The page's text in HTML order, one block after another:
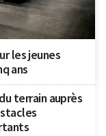
les jeunes
ans
terrain auprès